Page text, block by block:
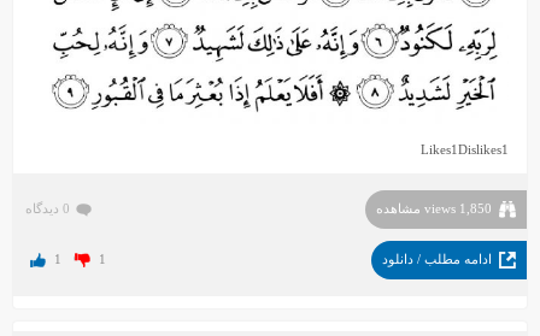
Likes1Dislikes1
1,850 views مشاهده 0 دیدگاه
ادامه مطلب / دانلود 1 1